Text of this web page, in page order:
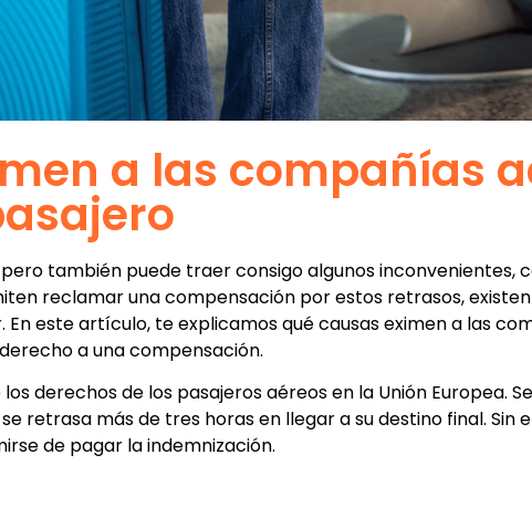
a las compañías
también puede traer consigo algunos inconvenientes,
reclamar una compensación por estos retrasos,
este artículo, te explicamos qué causas eximen a las
a una compensación.
derechos de los pasajeros aéreos en la Unión Europea.
retrasa más de tres horas en llegar a su destino final.
de pagar la indemnización.